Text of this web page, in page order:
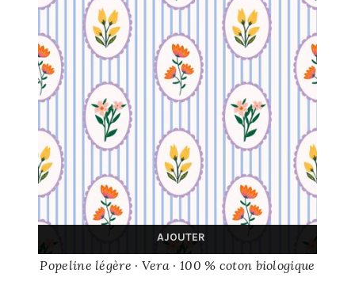
AJOUTER
Popeline légère · Vera · 100 % coton biologique